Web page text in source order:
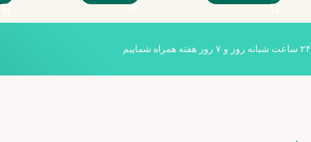
۲۴ ساعت شبانه روز و ۷ روز هفته همراه شماییم